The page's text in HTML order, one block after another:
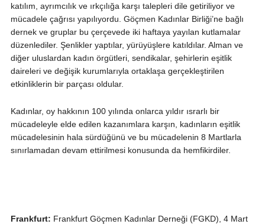
katılım, ayrımcılık ve ırkçılığa karşı talepleri dile getiriliyor ve
mücadele çağrısı yapılıyordu. Göçmen Kadınlar Birliği’ne bağlı
dernek ve gruplar bu çerçevede iki haftaya yayılan kutlamalar
düzenlediler. Şenlikler yaptılar, yürüyüşlere katıldılar. Alman ve
diğer uluslardan kadın örgütleri, sendikalar, şehirlerin eşitlik
daireleri ve değişik kurumlarıyla ortaklaşa gerçekleştirilen
etkinliklerin bir parçası oldular.
Kadınlar, oy hakkının 100 yılında onlarca yıldır ısrarlı bir
mücadeleyle elde edilen kazanımlara karşın, kadınların eşitlik
mücadelesinin hala sürdüğünü ve bu mücadelenin 8 Martlarla
sınırlamadan devam ettirilmesi konusunda da hemfikirdiler.
Frankfurt: Frankfurt Göçmen Kadınlar Derneği (FGKD), 4 Mart